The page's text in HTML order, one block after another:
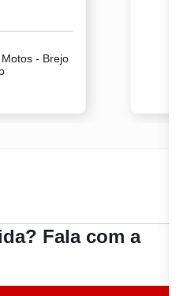
- Brejo
Fala com a